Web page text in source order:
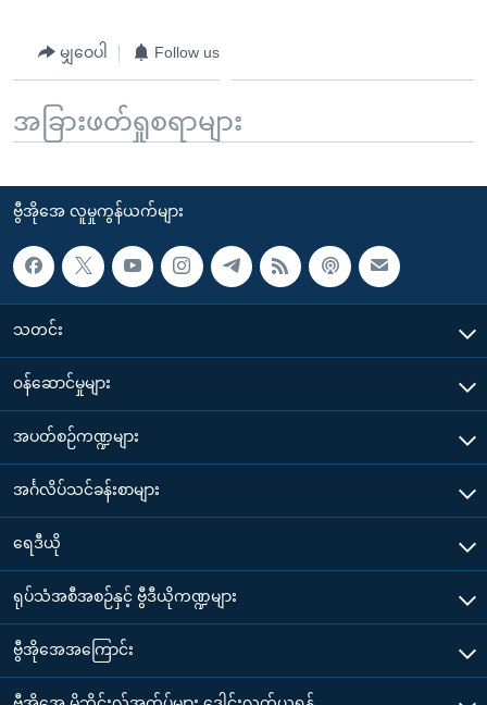
မျှဝေပါ Follow us
အခြားဖတ်ရှုစရာများ
ဗွီအိုအေ လူမှုကွန်ယက်များ
သတင်း
၀န်ဆောင်မှုများ
အပတ်စဉ်ကဏ္ဍများ
အင်္ဂလိပ်သင်ခန်းစာများ
ရေဒီယို
ရုပ်သံအစီအစဉ်နှင့် ဗွီဒီယိုကဏ္ဍများ
ဗွီအိုအေအကြောင်း